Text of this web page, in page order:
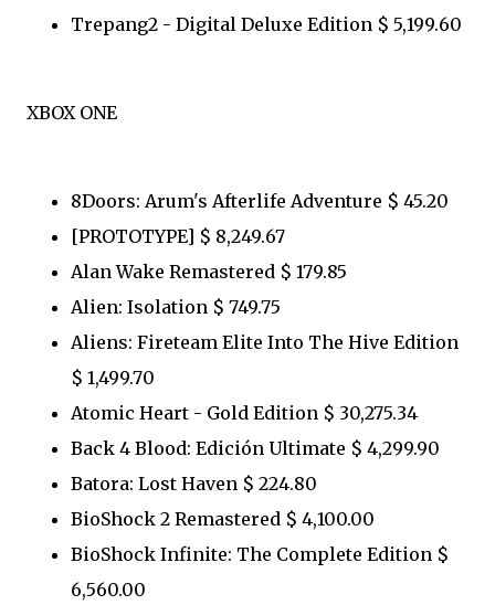
Trepang2 - Digital Deluxe Edition $ 5,199.60
XBOX ONE
8Doors: Arum's Afterlife Adventure $ 45.20
[PROTOTYPE] $ 8,249.67
Alan Wake Remastered $ 179.85
Alien: Isolation $ 749.75
Aliens: Fireteam Elite Into The Hive Edition
$ 1,499.70
Atomic Heart - Gold Edition $ 30,275.34
Back 4 Blood: Edición Ultimate $ 4,299.90
Batora: Lost Haven $ 224.80
BioShock 2 Remastered $ 4,100.00
BioShock Infinite: The Complete Edition $
6,560.00